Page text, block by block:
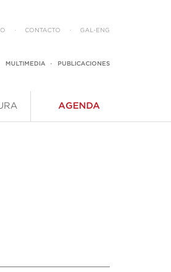
· CONTACTO · GAL- ENG
MULTIMEDIA · PUBLICACIONES
AGENDA